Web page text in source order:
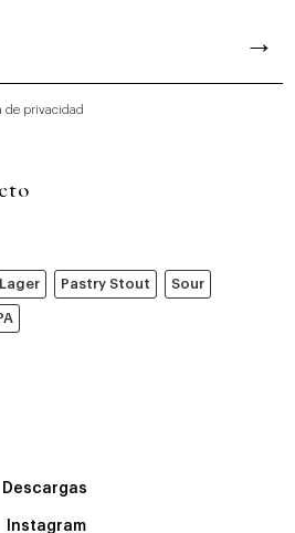
de privacidad
Lager Pastry Stout Sour
Descargas
Instagram